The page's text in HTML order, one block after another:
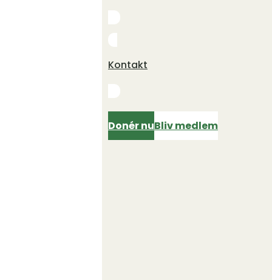
Kontakt
Donér nuBliv medlem